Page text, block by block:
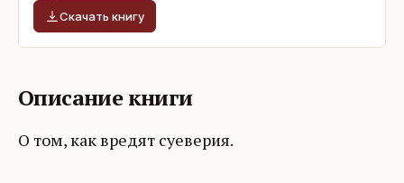
Скачать книгу
Описание книги
О том, как вредят суеверия.